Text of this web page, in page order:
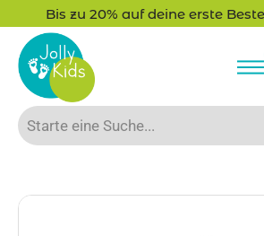
Bis zu 20% auf deine erste